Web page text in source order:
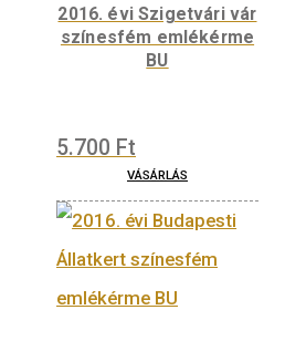
2019. évi Benczúr Gyula
évfordulója színesfém